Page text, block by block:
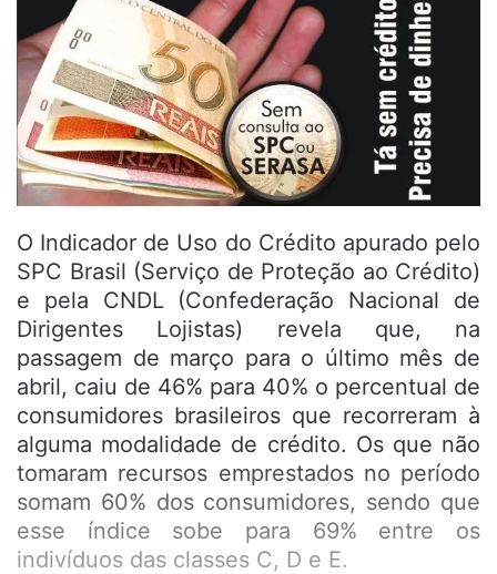
O Indicador de Uso do Crédito apurado pelo
SPC Brasil (Serviço de Proteção ao Crédito)
e pela CNDL (Confederação Nacional de
Dirigentes Lojistas) revela que, na
passagem de março para o último mês de
abril, caiu de 46% para 40% o percentual de
consumidores brasileiros que recorreram à
alguma modalidade de crédito. Os que não
tomaram recursos emprestados no período
somam 60% dos consumidores, sendo que
esse índice sobe para 69% entre os
indivíduos das classes C, D e E.